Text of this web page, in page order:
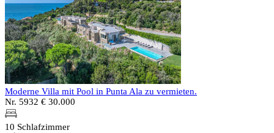
Moderne Villa mit Pool in Punta Ala zu vermieten.
Nr. 5932 € 30.000
10 Schlafzimmer